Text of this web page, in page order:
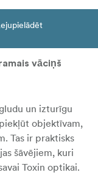
vāciņš
un izturīgu
objektīvam,
Tas ir praktisks
šāvējiem, kuri
Toxin optikai.